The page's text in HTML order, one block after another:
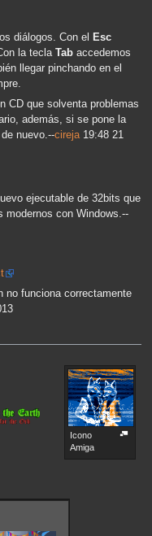
diálogos. Con el
Esc
la tecla Tab accedemos
llegar pinchando en el
CD que solventa problemas
además, si se pone la
nuevo.--cireja19:48 21
ejecutable de 32bits que
modernos con Windows.--
no funciona correctamente
Icono
Amiga